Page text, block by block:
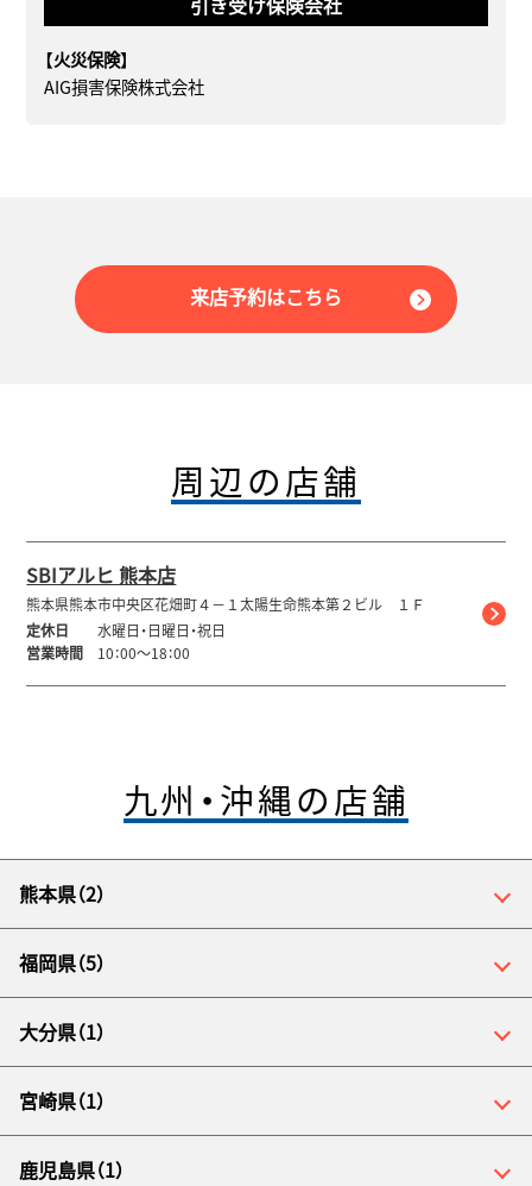
【火災保険】
AIG損害保険株式会社
来店予約はこちら
周辺の店舗
SBIアルヒ 熊本店
熊本県熊本市中央区花畑町４－１太陽生命熊本第２ビル １Ｆ
定休日
水曜日・日曜日・祝日
営業時間
10：00～18：00
九州・沖縄の店舗
熊本県（2）
福岡県（5）
大分県（1）
宮崎県（1）
鹿児島県（1）